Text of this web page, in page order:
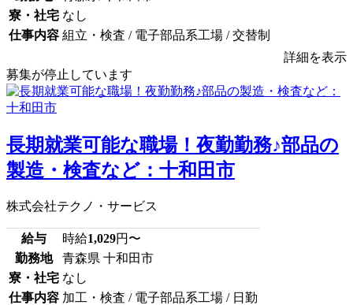
寮・社宅 なし
仕事内容 組立・検査 / 電子部品系工場 / 交替制
詳細を表示
募集が停止しています
長期就業可能な職場！夜勤勤務♪部品の
製造・検査など：十和田市
株式会社テクノ・サービス
給与 時給1,029円〜
勤務地
青森県 十和田市
寮・社宅 なし
仕事内容 加工・検査 / 電子部品系工場 / 日勤